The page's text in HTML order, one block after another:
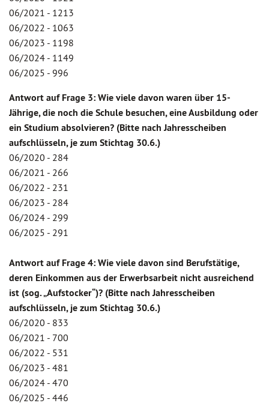
06/2021 - 1213
06/2022 - 1063
06/2023 - 1198
06/2024 - 1149
06/2025 - 996
Antwort auf Frage 3: Wie viele davon waren über 15-
Jährige, die noch die Schule besuchen, eine Ausbildung oder
ein Studium absolvieren? (Bitte nach Jahresscheiben
aufschlüsseln, je zum Stichtag 30.6.)
06/2020 - 284
06/2021 - 266
06/2022 - 231
06/2023 - 284
06/2024 - 299
06/2025 - 291
Antwort auf Frage 4: Wie viele davon sind Berufstätige,
deren Einkommen aus der Erwerbsarbeit nicht ausreichend
ist (sog. „Aufstocker“)? (Bitte nach Jahresscheiben
aufschlüsseln, je zum Stichtag 30.6.)
06/2020 - 833
06/2021 - 700
06/2022 - 531
06/2023 - 481
06/2024 - 470
06/2025 - 446